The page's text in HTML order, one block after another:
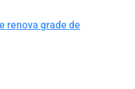
renova grade de